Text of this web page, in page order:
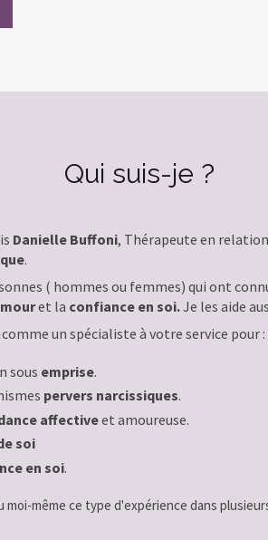
Qui suis-je ?
Danielle Buffoni, Thérapeute en
.
( hommes ou femmes) qui ont
et la confiance en soi.Je les aide
un spécialiste à votre service pour :
sous emprise.
pervers narcissiques.
affectiveet amoureuse.
soi
en soi.
moi-même ce type d'expérience dans